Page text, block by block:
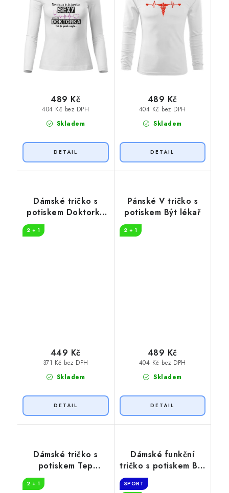
Skladem
404 Kč bez DPH
489 Kč
Skladem
404 Kč bez DPH
489 Kč
Dámské tričko s
potiskem Doktorka
2 + 1
Skladem
371 Kč bez DPH
449 Kč
Pánské V tričko s
potiskem Být lékař
2 + 1
Skladem
404 Kč bez DPH
489 Kč
Dámské tričko s
potiskem Tep
2 + 1
Dámské funkční
tričko s potiskem Být
lékařka
SPORT